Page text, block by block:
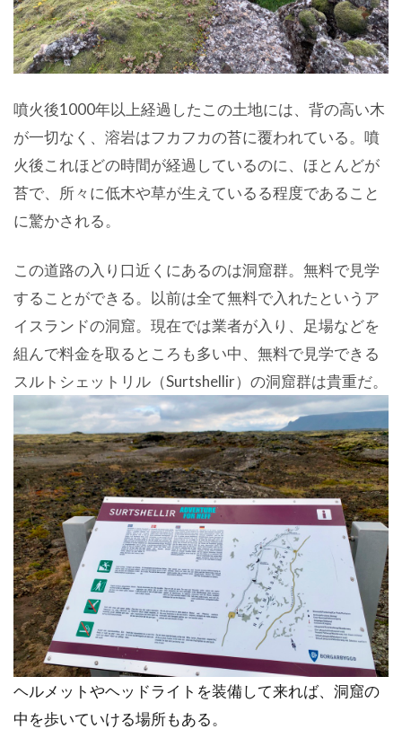
噴火後1000年以上経過したこの土地には、背の高い木
が一切なく、溶岩はフカフカの苔に覆われている。噴
火後これほどの時間が経過しているのに、ほとんどが
苔で、所々に低木や草が生えているる程度であること
に驚かされる。
この道路の入り口近くにあるのは洞窟群。無料で見学
することができる。以前は全て無料で入れたというア
イスランドの洞窟。現在では業者が入り、足場などを
組んで料金を取るところも多い中、無料で見学できる
スルトシェットリル（Surtshellir）の洞窟群は貴重だ。
ヘルメットやヘッドライトを装備して来れば、洞窟の
中を歩いていける場所もある。